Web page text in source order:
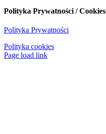
Polityka Prywatności / Cookies
Polityka Prywatności
Polityka cookies
Page load link